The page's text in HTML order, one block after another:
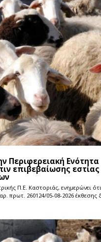
Περιφερειακή Ενότητα
επιβεβαίωσης εστίας
Π.Ε. Καστοριάς, ενημερώνει ότι
πρωτ. 260124/05-08-2026 έκθεσης